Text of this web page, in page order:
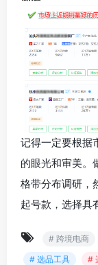
记得一定要根据
的眼光和审美。
格带分布调研，
起号款，选择具
# 跨境电商
# 选品工具
#